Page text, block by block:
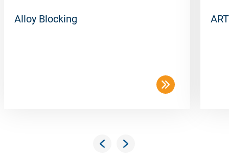
Alloy Blocking